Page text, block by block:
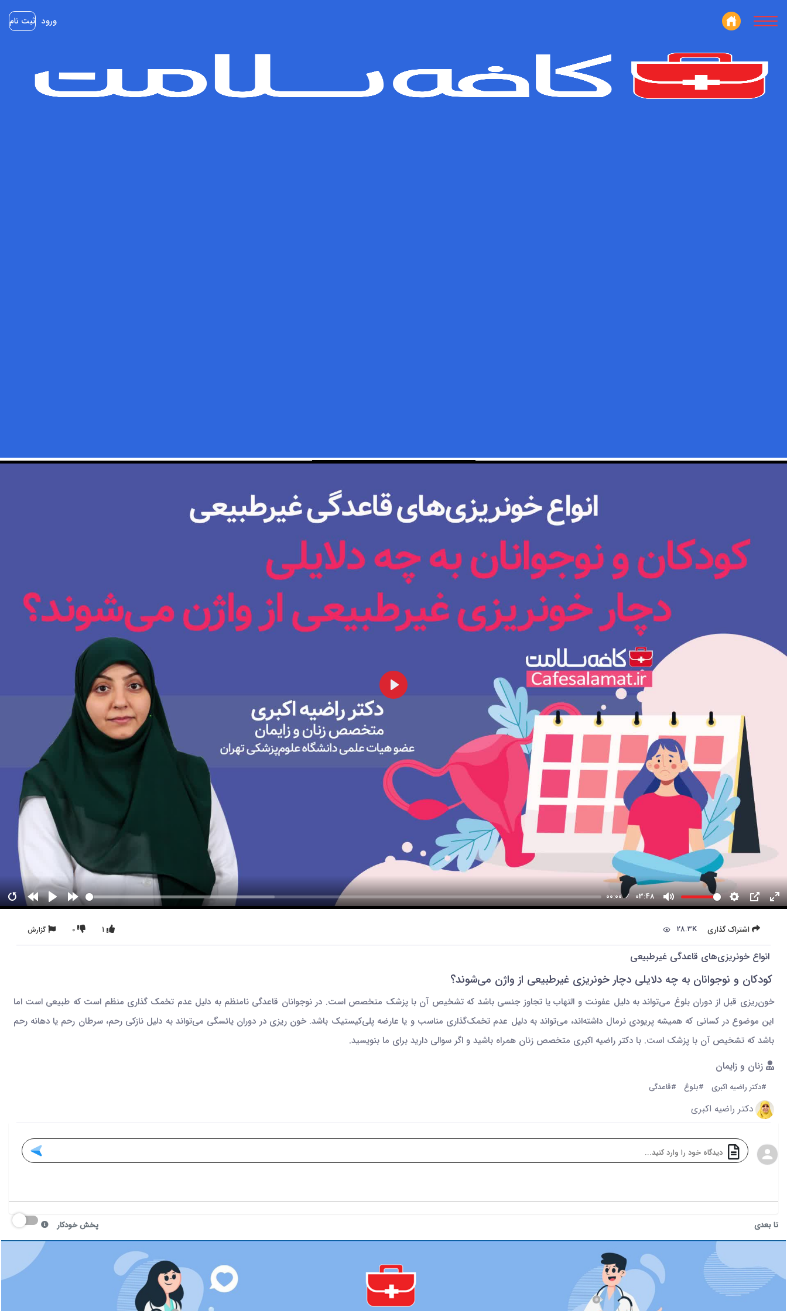
ورود ثبت نام
همه
بخش‌ها
00:00 03:48
اشتراک گذاری 28.3K گزارش 0 1
انواع خونریزی‌‌های قاعدگی غیرطبیعی
کودکان و نوجوانان به چه دلایلی دچار خونریزی غیرطبیعی از واژن می‌شوند؟
خون‌ریزی قبل از دوران بلوغ می‌تواند به دلیل عفونت و التهاب یا تجاوز جنسی باشد که تشخیص آن با پزشک متخصص است. در نوجوانان قاعدگی نامنظم به دلیل عدم تخمک گذاری منظم است که طبیعی است اما
این موضوع در کسانی که همیشه پریودی نرمال داشته‌اند، می‌تواند به دلیل عدم تخمک‌گذاری مناسب و یا عارضه پلی‌کیستیک باشد. خون ریزی در دوران یائسگی می‌تواند به دلیل نازکی رحم، سرطان رحم یا دهانه رحم
باشد که تشخیص آن با پزشک است. با دکتر راضیه اکبری متخصص زنان همراه باشید و اگر سوالی دارید برای ما بنویسید.
زنان و زایمان
#دکتر راضیه اکبری #بلوغ #قاعدگی
دکتر راضیه اکبری
تا بعدی پخش خودکار